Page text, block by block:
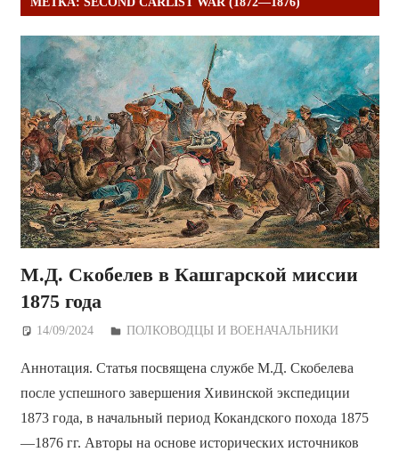
М.Д. Скобелев в Кашгарской миссии
1875 года
14/09/2024 Дежурный по Редакции
ПОЛКОВОДЦЫ И ВОЕНАЧАЛЬНИКИ
Аннотация. Статья посвящена службе М.Д. Скобелева
после успешного завершения Хивинской экспедиции
1873 года, в начальный период Кокандского похода 1875
—1876 гг. Авторы на основе исторических источников